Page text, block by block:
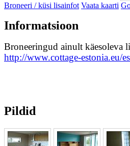
Broneeri / küsi lisainfot Vaata kaarti
Informatsioon
Broneeringud ainult käesoleva
http://www.cottage-estonia.eu/
Pildid